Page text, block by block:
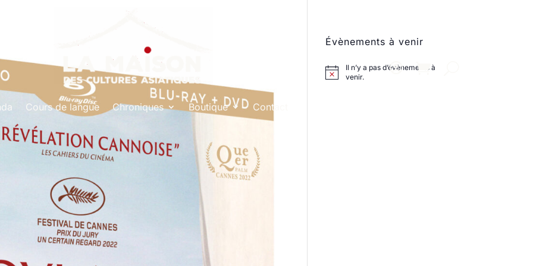
Cours de langue Chroniques Boutique Contact
Évènements à venir
Il n’y a pas d’évènements à
venir.